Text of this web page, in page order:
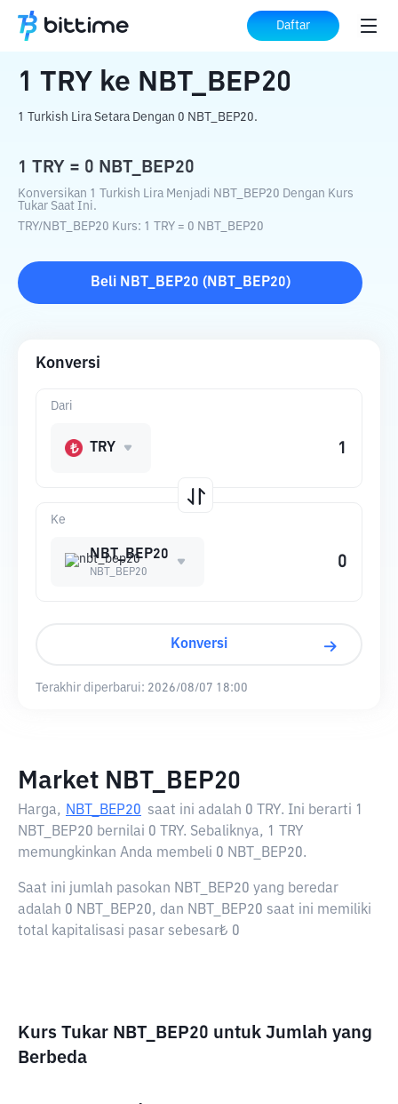
Daftar
Beranda Konverter Kripto ke NBT_BEP20
1 TRY ke NBT_BEP20
1 Turkish Lira Setara Dengan 0 NBT_BEP20.
1 TRY = 0 NBT_BEP20
Konversikan 1 Turkish Lira Menjadi NBT_BEP20 Dengan Kurs
Tukar Saat Ini.
TRY/NBT_BEP20 Kurs: 1 TRY = 0 NBT_BEP20
Beli NBT_BEP20 ( NBT_BEP20)
Konversi
Ke
NBT_BEP20
NBT_BEP20
Dari
TRY
Konversi
Terakhir diperbarui: 2026/08/07 18:00
Market NBT_BEP20
Harga, NBT_BEP20 saat ini adalah 0 TRY. Ini berarti 1
NBT_BEP20 bernilai 0 TRY. Sebaliknya, 1 TRY
memungkinkan Anda membeli 0 NBT_BEP20.
Saat ini jumlah pasokan NBT_BEP20 yang beredar
adalah 0 NBT_BEP20, dan NBT_BEP20 saat ini memiliki
total kapitalisasi pasar sebesar₺ 0
Kurs Tukar NBT_BEP20 untuk Jumlah yang
Berbeda